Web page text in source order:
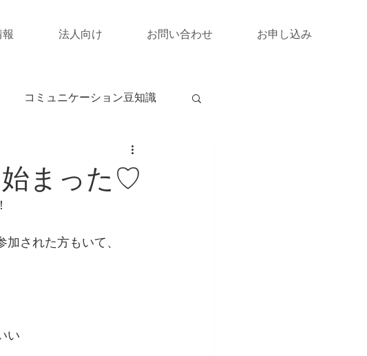
法人向け お問い合わせ お申し込み
コミュニケーション豆知識
まった♡
された方もいて、
い